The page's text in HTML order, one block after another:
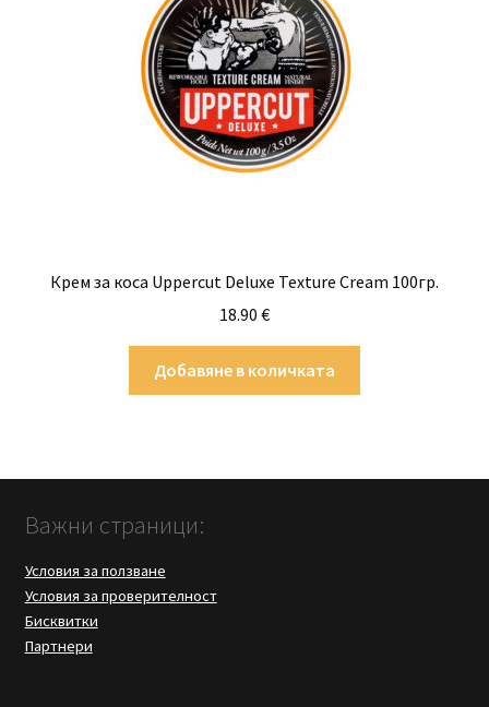
Крем за коса Uppercut Deluxe Texture Cream 100гр.
18.90 €
Добавяне в количката
Важни страници:
Условия за ползване
Условия за проверителност
Бисквитки
Партнери